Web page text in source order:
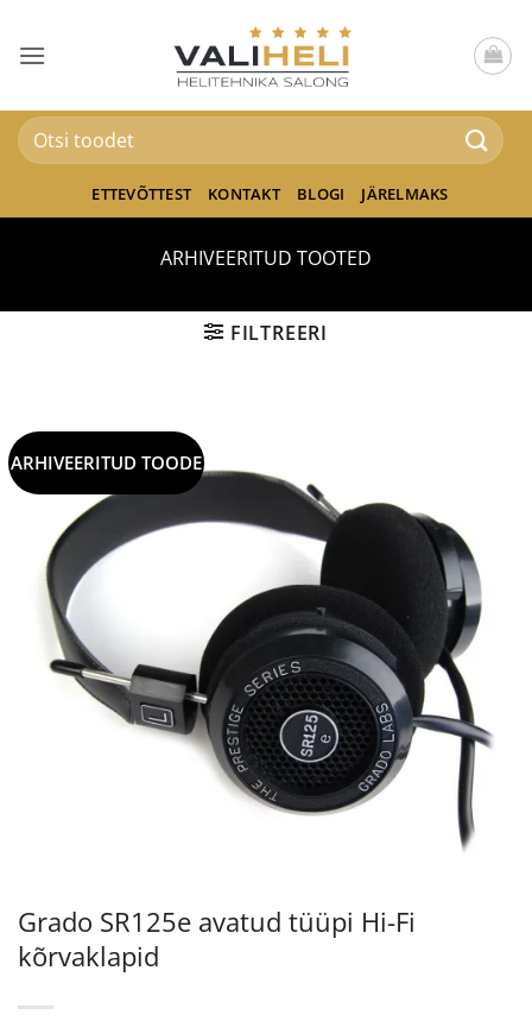
content
Otsi:
ETTEVÕTTEST KONTAKT BLOGI JÄRELMAKS
ARHIVEERITUD TOOTED
FILTREERI
ARHIVEERITUD TOODE
Grado SR125e avatud tüüpi Hi-Fi
kõrvaklapid